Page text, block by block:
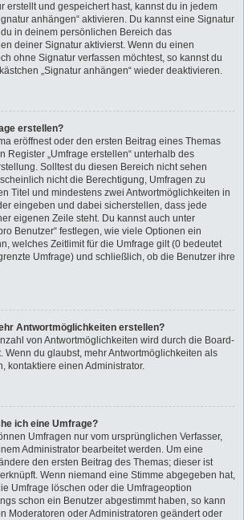
erstellt und gespeichert hast, kannst du in jedem
anhängen“ aktivieren. Du kannst eine Signatur
in deinem persönlichen Bereich das
deiner Signatur aktivierst. Wenn du einen
ohne Signatur verfassen möchtest, so kannst du
„Signatur anhängen“ wieder deaktivieren.
erstellen?
eröffnest oder den ersten Beitrag eines Themas
Register „Umfrage erstellen“ unterhalb des
Solltest du diesen Bereich nicht sehen
nicht die Berechtigung, Umfragen zu
Titel und mindestens zwei Antwortmöglichkeiten in
eingeben und dabei sicherstellen, dass jede
eigenen Zeile steht. Du kannst auch unter
Benutzer“ festlegen, wie viele Optionen ein
welches Zeitlimit für die Umfrage gilt (0 bedeutet
Umfrage) und schließlich, ob die Benutzer ihre
Antwortmöglichkeiten erstellen?
von Antwortmöglichkeiten wird durch die Board-
Wenn du glaubst, mehr Antwortmöglichkeiten als
kontaktiere einen Administrator.
ich eine Umfrage?
Umfragen nur vom ursprünglichen Verfasser,
Administrator bearbeitet werden. Um eine
den ersten Beitrag des Themas; dieser ist
Wenn niemand eine Stimme abgegeben hat,
Umfrage löschen oder die Umfrageoption
schon ein Benutzer abgestimmt haben, so kann
Moderatoren oder Administratoren geändert oder